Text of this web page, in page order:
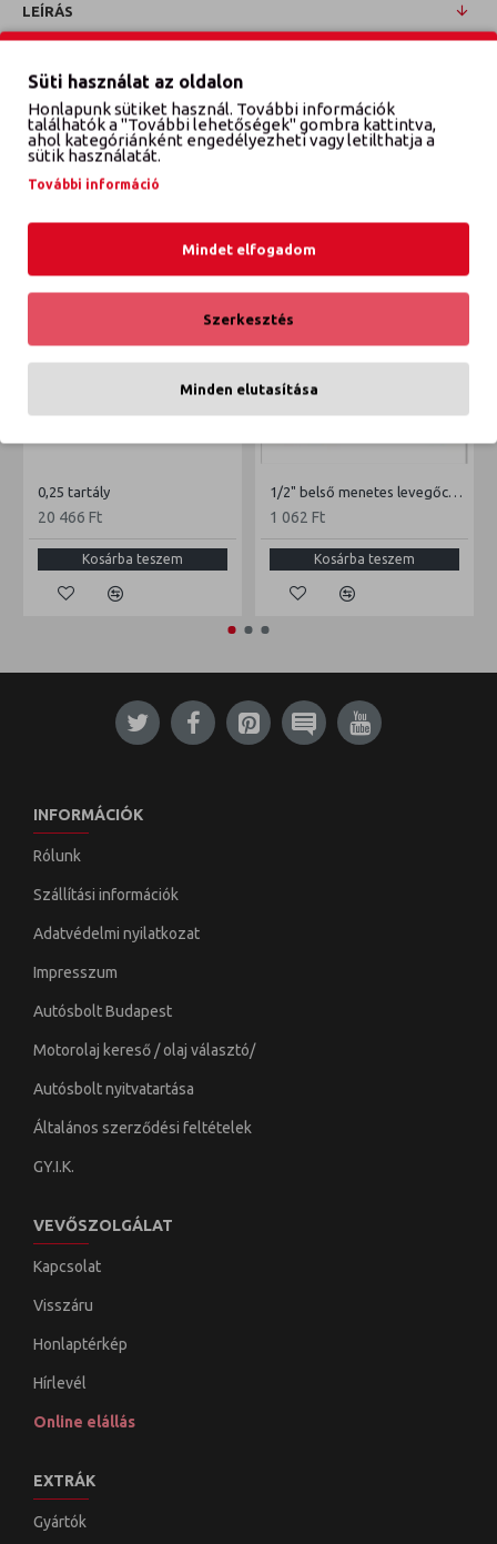
LEÍRÁS
Kézi dugókulcsfej 1/2" 6 lap hosszított 25mm
VÉLEMÉNYEK
0,25 tartály
20 466 Ft
Kosárba teszem
1/2" belső menetes levegőcsatlakozó
1 062 Ft
Kosárba teszem
INFORMÁCIÓK
Rólunk
Szállítási információk
Adatvédelmi nyilatkozat
Impresszum
Autósbolt Budapest
Motorolaj kereső / olaj választó/
Autósbolt nyitvatartása
Általános szerződési feltételek
GY.I.K.
VEVŐSZOLGÁLAT
Kapcsolat
Visszáru
Honlaptérkép
Hírlevél
Online elállás
EXTRÁK
Gyártók
Süti használat az oldalon
Honlapunk sütiket használ. További információk
találhatók a "További lehetőségek" gombra kattintva,
ahol kategóriánként engedélyezheti vagy letilthatja a
sütik használatát.
További információ
Mindet elfogadom
Szerkesztés
Minden elutasítása